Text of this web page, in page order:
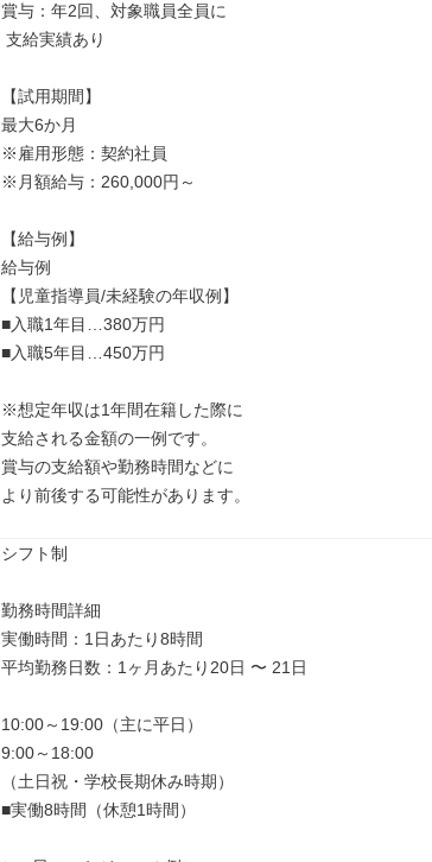
賞与：年2回、対象職員全員に
【試用期間】
最大6か月
※雇用形態：契約社員
※月額給与：260,000円～
【給与例】
給与例
【児童指導員/未経験の年収例】
■入職1年目…380万円
■入職5年目…450万円
※想定年収は1年間在籍した際に
支給される金額の一例です。
賞与の支給額や勤務時間などに
より前後する可能性があります。
シフト制
勤務時間詳細
実働時間：1日あたり8時間
平均勤務日数：1ヶ月あたり20日 〜 21日
10:00～19:00（主に平日）
9:00～18:00
（土日祝・学校長期休み時期）
■実働8時間（休憩1時間）